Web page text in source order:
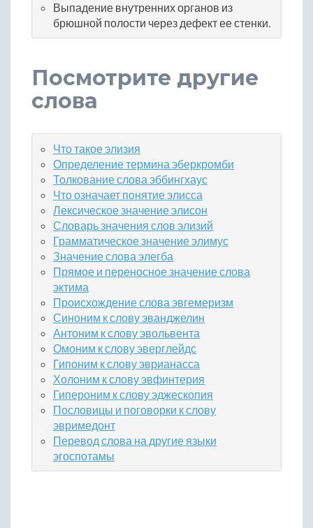
Выпадение внутренних органов из
брюшной полости через дефект ее стенки.
Посмотрите другие
слова
Что такое элизия
Определение термина эберкромби
Толкование слова эббингхаус
Что означает понятие элисса
Лексическое значение элисон
Словарь значения слов элизий
Грамматическое значение элимус
Значение слова элегба
Прямое и переносное значение слова
эктима
Происхождение слова эвгемеризм
Синоним к слову эванджелин
Антоним к слову эвольвента
Омоним к слову эверглейдс
Гипоним к слову эврианасса
Холоним к слову эвфинтерия
Гипероним к слову эджескопия
Пословицы и поговорки к слову
эвримедонт
Перевод слова на другие языки
эгоспотамы